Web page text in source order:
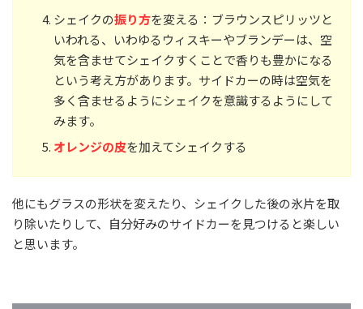
シェイクの振り方を変える：ブラウンスピリッツと
いわれる、いわゆるウィスキーやブランデーは、空
気を含ませてシェイクすくことで香りも豊かになる
という考え方があります。サイドカーの時は空気を
多く含ませるようにシェイクを意識するようにして
みます。
オレンジの皮を加えてシェイクする
他にもグラスの形状を変えたり、シェイクした後の氷片を取
り除いたりして、自分好みのサイドカーを見つけると楽しい
と思います。